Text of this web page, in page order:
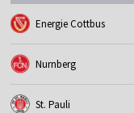
Energie Cottbus
Nurnberg
St. Pauli